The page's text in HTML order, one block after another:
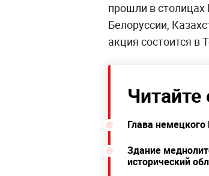
прошли в
Белоруссии,
акция состоится в
Глава
Здание
исторический